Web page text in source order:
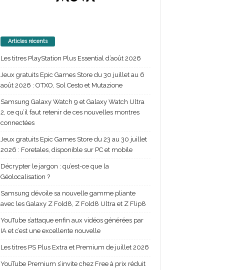
Articles récents
Les titres PlayStation Plus Essential d’août 2026
Jeux gratuits Epic Games Store du 30 juillet au 6
août 2026 : OTXO, Sol Cesto et Mutazione
Samsung Galaxy Watch 9 et Galaxy Watch Ultra
2, ce qu’il faut retenir de ces nouvelles montres
connectées
Jeux gratuits Epic Games Store du 23 au 30 juillet
2026 : Foretales, disponible sur PC et mobile
Décrypter le jargon : qu’est-ce que la
Géolocalisation ?
Samsung dévoile sa nouvelle gamme pliante
avec les Galaxy Z Fold8, Z Fold8 Ultra et Z Flip8
YouTube s’attaque enfin aux vidéos générées par
IA et c’est une excellente nouvelle
Les titres PS Plus Extra et Premium de juillet 2026
YouTube Premium s’invite chez Free à prix réduit